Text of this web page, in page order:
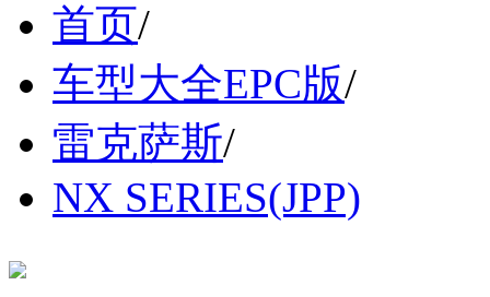
首页/
车型大全EPC版/
雷克萨斯/
NX SERIES(JPP)